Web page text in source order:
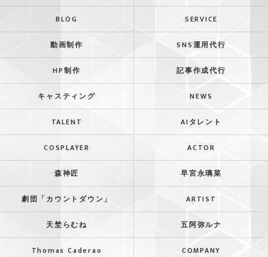
BLOG SERVICE
動画制作 SNS運用代行
HP制作 記事作成代行
キャスティング NEWS
TALENT AIタレント
COSPLAYER ACTOR
森神匠 早宮永璃菜
劇団「カウントダウン」 ARTIST
天埜らむね 五阿弥ルナ
Thomas Caderao COMPANY